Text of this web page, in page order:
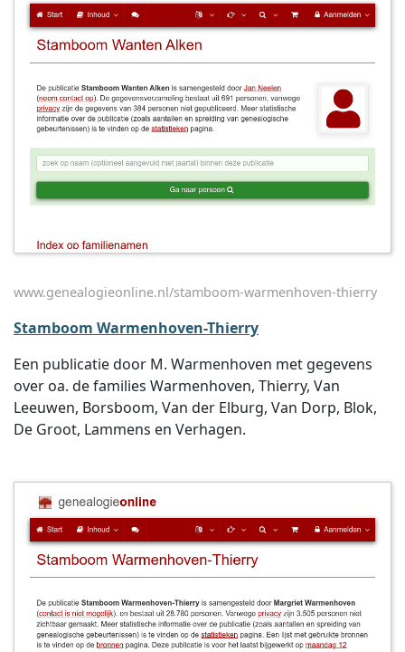
www.genealogieonline.nl/stamboom-warmenhoven-thierry
Stamboom Warmenhoven-Thierry
Een publicatie door M. Warmenhoven met gegevens
over oa. de families Warmenhoven, Thierry, Van
Leeuwen, Borsboom, Van der Elburg, Van Dorp, Blok,
De Groot, Lammens en Verhagen.